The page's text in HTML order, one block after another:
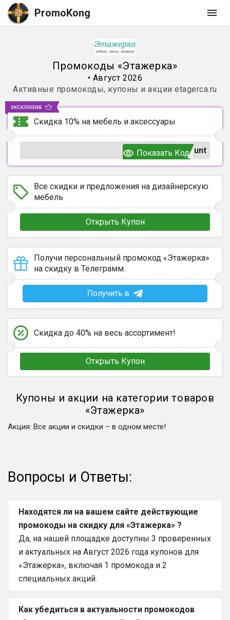
PromoKong
Промокоды «Этажерка»
• Август 2026
Активные промокоды, купоны и акции etagerca.ru
Скидка 10% на мебель и аксессуары
unt
Показать Код
эксклюзив
Все скидки и предложения на дизайнерскую
мебель
Открыть Купон
Получи персональный промокод «Этажерка»
на скидку в Телеграмм.
Получить в
Скидка до 40% на весь ассортимент!
Открыть Купон
Купоны и акции на категории товаров
«Этажерка»
Акция: Все акции и скидки – в одном месте!
Вопросы и Ответы:
Находятся ли на вашем сайте действующие
промокоды на скидку для «Этажерка» ?
Да, на нашей площадке доступны 3 проверенных
и актуальных на Август 2026 года купонов для
«Этажерка», включая 1 промокода и 2
специальных акций.
Как убедиться в актуальности промокодов